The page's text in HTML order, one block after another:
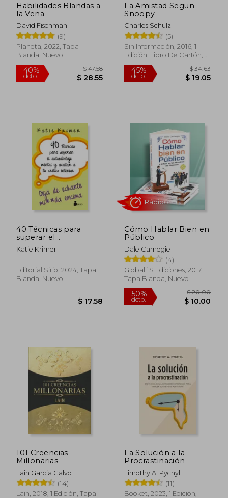
40%
dcto.
Habilidades Blandas a
la Vena
David Fischman
(9)
Planeta, 2022, Tapa
Blanda, Nuevo
40%
dcto. $ 28.55
La Amistad Segun
Snoopy
Charles Schulz
(5)
Sin Información, 2016, 1
Edición, Libro De Cartón,
Nuevo
dcto.
40 Técnicas para
superar el
autosabotaje mental
y acallar a tu crítico
Katie Krimer
Editorial Sirio, 2024, Tapa
Blanda, Nuevo
Cómo Hablar Bien en
Público
Dale Carnegie
(4)
Global´S Ediciones, 2017,
Tapa Blanda, Nuevo
101 Creencias
Millonarias
Lain Garcia Calvo
(14)
Lain, 2018, 1 Edición, Tapa
La Solución a la
Procrastinación
Timothy A. Pychyl
(11)
Booket, 2023, 1 Edición,